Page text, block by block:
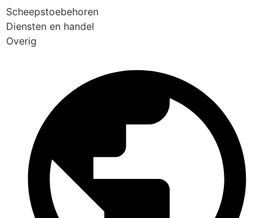
Scheepstoebehoren
Diensten en handel
Overig